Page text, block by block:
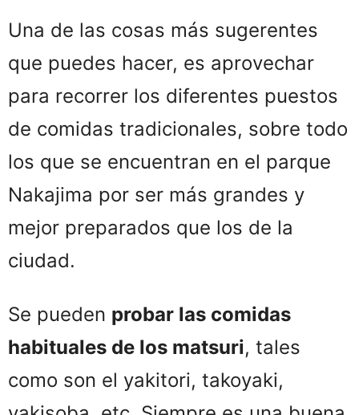
Una de las cosas más sugerentes
que puedes hacer, es aprovechar
para recorrer los diferentes puestos
de comidas tradicionales, sobre todo
los que se encuentran en el parque
Nakajima por ser más grandes y
mejor preparados que los de la
ciudad.
Se pueden probar las comidas
habituales de los matsuri, tales
como son el yakitori, takoyaki,